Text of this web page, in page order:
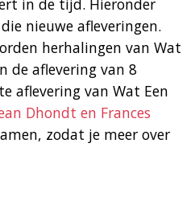
nieuwe afleveringen.
herhalingen van Wat
de aflevering van 8
aflevering van Wat Een
Dhondt en Frances
zodat je meer over